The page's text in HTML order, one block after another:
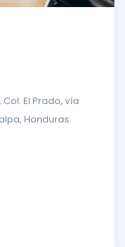
El Prado, vía
Honduras.